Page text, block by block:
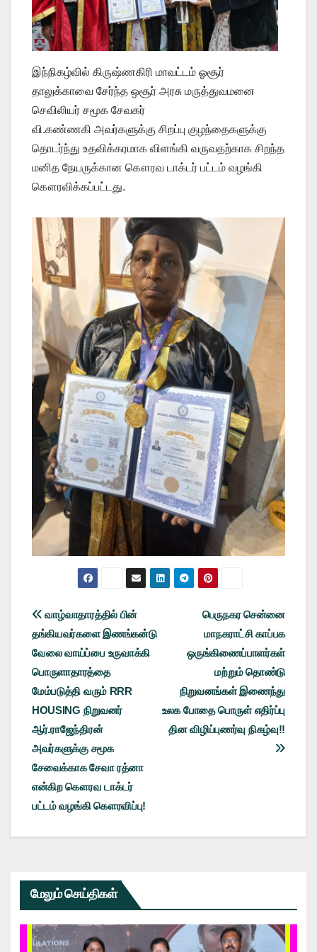
இந்நிகழ்வில் கிருஷ்ணகிரி மாவட்டம் ஓசூர்
தாலுக்காவை சேர்ந்த ஒசூர் அரசு மருத்துவமனை
செவிலியர் சமூக சேவகர்
வி.கண்ணகி அவர்களுக்கு சிறப்பு குழந்தைகளுக்கு
தொடர்ந்து உதவிக்கரமாக விளங்கி வருவதற்காக சிறந்த
மனித நேயருக்கான கௌரவ டாக்டர் பட்டம் வழங்கி
கௌரவிக்கப்பட்டது.
Post
navigation
பெருநகர சென்னை
மாநகராட்சி காப்பக
ஒருங்கிணைப்பாளர்கள்
மற்றும் தொண்டு
நிறுவனங்கள் இணைந்து
உலக போதை பொருள் எதிர்ப்பு
தின விழிப்புணர்வு நிகழ்வு!!
வாழ்வாதாரத்தில் பின்
தங்கியவர்களை இணங்கன்டு
வேலை வாய்ப்பை உருவாக்கி
பொருளாதாரத்தை
மேம்படுத்தி வரும் RRR
HOUSING நிறுவனர்
ஆர்.ராஜேந்திரன்
அவர்களுக்கு சமூக
சேவைக்காக சேவா ரத்னா
என்கிற கௌரவ டாக்டர்
பட்டம் வழங்கி கௌரவிப்பு!
மேலும் செய்திகள்